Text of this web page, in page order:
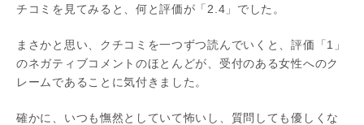
チコミを見てみると、何と評価が「2.4」でした。
まさかと思い、クチコミを一つずつ読んでいくと、評価「1」
のネガティブコメントのほとんどが、受付のある女性へのク
レームであることに気付きました。
確かに、いつも憮然としていて怖いし、質問しても優しくな